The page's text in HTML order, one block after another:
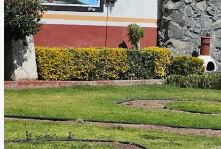
Jardín Rancho Don Alfonso
Chimalhuacán, Estado de México Jardín, Terraza
Información